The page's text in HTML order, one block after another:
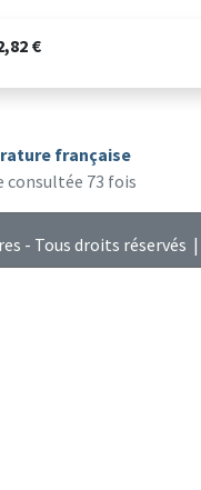
€
française
consultée 73 fois
- Tous droits réservés |